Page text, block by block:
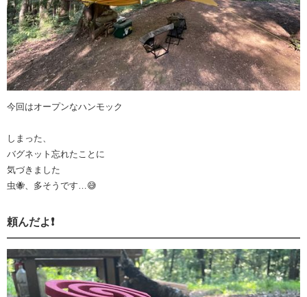
今回はオープンなハンモック
しまった、
バグネット忘れたことに
気づきました
虫🐝、多そうです…😅
頼んだよ❗️